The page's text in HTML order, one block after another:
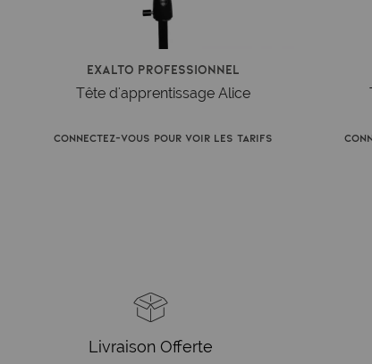
Exalto Professionnel
Tête d'apprentissage Alice
Connectez-vous pour voir les tarifs
Livraison Offerte